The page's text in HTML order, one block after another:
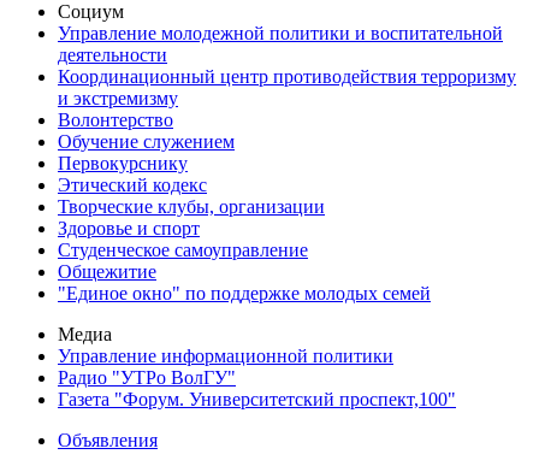
Социум
Управление молодежной политики и воспитательной
деятельности
Координационный центр противодействия терроризму
и экстремизму
Волонтерство
Обучение служением
Первокурснику
Этический кодекс
Творческие клубы, организации
Здоровье и спорт
Студенческое самоуправление
Общежитие
"Единое окно" по поддержке молодых семей
Медиа
Управление информационной политики
Радио "УТРо ВолГУ"
Газета "Форум. Университетский проспект,100"
Объявления